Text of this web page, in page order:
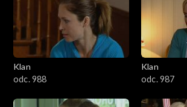
2501–2600
2401–2500
2301–2400
2201–2300
Klan
odc. 988
Klan
odc. 987